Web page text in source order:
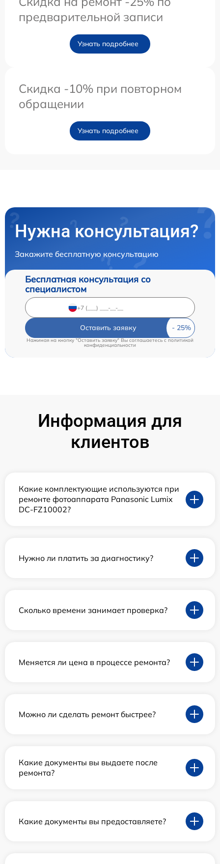
предварительной записи
Узнать подробнее
Скидка -10% при повторном
обращении
Узнать подробнее
Нужна консультация?
Закажите бесплатную консультацию
Бесплатная консультация со
специалистом
Оставить заявку
Нажимая на кнопку "Оставить заявку" Вы соглашаетесь c политикой
конфиденциальности
Информация для
клиентов
Какие комплектующие используются при
ремонте фотоаппарата Panasonic Lumix
DC-FZ10002?
Нужно ли платить за диагностику?
Сколько времени занимает проверка?
Меняется ли цена в процессе ремонта?
Можно ли сделать ремонт быстрее?
Какие документы вы выдаете после
ремонта?
Какие документы вы предоставляете?